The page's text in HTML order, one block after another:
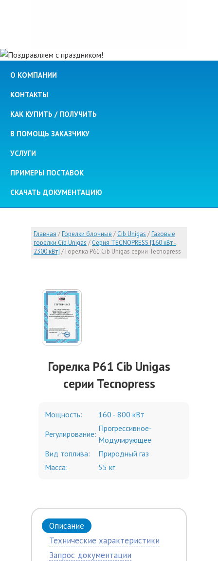
О КОМПАНИИ
КОНТАКТЫ
КАК КУПИТЬ / ПОЛУЧИТЬ
В ПОМОЩЬ ЗАКАЗЧИКУ
УСЛУГИ
ПРИМЕРЫ ПОСТАВОК
СКАЧАТЬ ДОКУМЕНТАЦИЮ
Главная /Горелки блочные / Cib Unigas /Газовые
горелки Cib Unigas / Серия TECNOPRESS [160 кВт -
2300 кВт] / Горелка P61 Cib Unigas серии Tecnopress
Горелка P61 Cib Unigas
серии Tecnopress
Мощность:
160 - 800 кВт
Регулирование:
Прогрессивное-
Модулирующее
Вид топлива:
Природный газ
Масса:
55 кг
Описание
Технические характеристики
Запрос документации